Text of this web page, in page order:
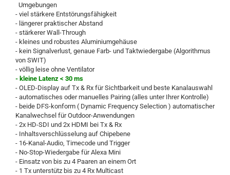
Umgebungen
- viel stärkere Entstörungsfähigkeit
- längerer praktischer Abstand
- stärkerer Wall-Through
- kleines und robustes Aluminiumgehäuse
- kein Signalverlust, genaue Farb- und Taktwiedergabe (Algorithmus
von SWIT)
- völlig leise ohne Ventilator
- kleine Latenz < 30 ms
- OLED-Display auf Tx & Rx für Sichtbarkeit und beste Kanalauswahl
- automatisches oder manuelles Pairing (alles unter Ihrer Kontrolle)
- beide DFS-konform ( Dynamic Frequency Selection ) automatischer
Kanalwechsel für Outdoor-Anwendungen
- 2x HD-SDI und 2x HDMI bei Tx & Rx
- Inhaltsverschlüsselung auf Chipebene
- 16-Kanal-Audio, Timecode und Trigger
- No-Stop-Wiedergabe für Alexa Mini
- Einsatz von bis zu 4 Paaren an einem Ort
- 1 Tx unterstütz bis zu 4 Rx Multicast